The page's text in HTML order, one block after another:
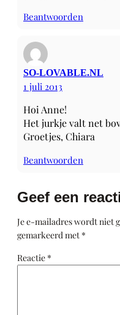
Beantwoorden
SO-LOVABLE.NL
1 juli 2013
Hoi Anne!
Het jurkje valt net
Groetjes, Chiara
Beantwoorden
Geef een
Je e-mailadres wordt niet
gemarkeerd met *
Reactie *